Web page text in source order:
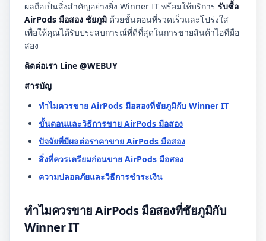
ผลถือเป็นสิ่งสำคัญอย่างยิ่ง Winner IT พร้อมให้บริการ รับซื้อ
AirPods มือสอง ชัยภูมิ ด้วยขั้นตอนที่รวดเร็วและโปร่งใส
เพื่อให้คุณได้รับประสบการณ์ที่ดีที่สุดในการขายสินค้าไอทีมือ
สอง
ติดต่อเรา Line @WEBUY
สารบัญ
ทำไมควรขาย AirPods มือสองที่ชัยภูมิกับ Winner IT
ขั้นตอนและวิธีการขาย AirPods มือสอง
ปัจจัยที่มีผลต่อราคาขาย AirPods มือสอง
สิ่งที่ควรเตรียมก่อนขาย AirPods มือสอง
ความปลอดภัยและวิธีการชำระเงิน
ทำไมควรขาย AirPods มือสองที่ชัยภูมิกับ
Winner IT